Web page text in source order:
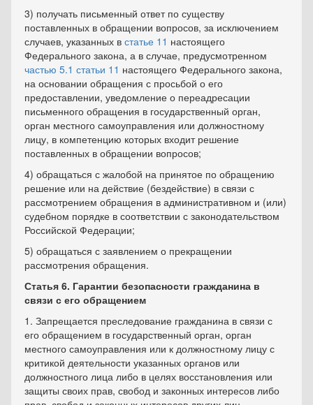
3) получать письменный ответ по существу
поставленных в обращении вопросов, за исключением
случаев, указанных в статье 11 настоящего
Федерального закона, а в случае, предусмотренном
частью 5.1 статьи 11 настоящего Федерального закона,
на основании обращения с просьбой о его
предоставлении, уведомление о переадресации
письменного обращения в государственный орган,
орган местного самоуправления или должностному
лицу, в компетенцию которых входит решение
поставленных в обращении вопросов;
4) обращаться с жалобой на принятое по обращению
решение или на действие (бездействие) в связи с
рассмотрением обращения в административном и (или)
судебном порядке в соответствии с законодательством
Российской Федерации;
5) обращаться с заявлением о прекращении
рассмотрения обращения.
Статья 6. Гарантии безопасности гражданина в
связи с его обращением
1. Запрещается преследование гражданина в связи с
его обращением в государственный орган, орган
местного самоуправления или к должностному лицу с
критикой деятельности указанных органов или
должностного лица либо в целях восстановления или
защиты своих прав, свобод и законных интересов либо